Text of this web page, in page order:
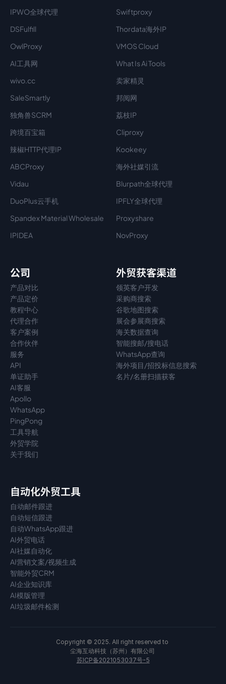
IPWO全球代理
Swiftproxy
DSFulfill
Thordata海外IP
OwlProxy
VMOS Cloud
AI工具网
What Is Ai Tools
wivo.cc
卖家精灵
SaleSmartly
邦阅网
独角兽SCRM
荔枝IP
跨境百宝箱
Cliproxy
辣椒HTTP代理IP
Kookeey
ABCProxy
海外社媒引流
Vidau
Blurpath全球代理
DuoPlus云手机
IPFLY全球代理
Spandex Material Wholesale​
Proxyshare
IPIDEA
NovProxy
公司
产品对比
产品定价
教程中心
代理合作
客户案例
合作伙伴
服务
API
单证助手
AI客服
Apollo
WhatsApp
PingPong
工具导航
外贸学院
关于我们
外贸获客渠道
领英客户开发
采购商搜索
谷歌地图搜索
展会参展商搜索
海关数据查询
智能搜邮/搜电话
WhatsApp查询
海外项目/招投标信息搜索
名片/名册扫描获客
自动化外贸工具
自动邮件跟进
自动短信跟进
自动WhatsApp跟进
AI外贸电话
AI社媒自动化
AI营销文案/视频生成
智能外贸CRM
AI企业知识库
AI模版管理
AI垃圾邮件检测
Copyright © 2025. All right reserved to
尘海互动科技（苏州）有限公司
苏ICP备2021053037号-5